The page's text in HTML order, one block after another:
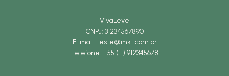
VivaLeve
CNPJ: 31234567890
E-mail: teste@mkt.com.br
Telefone: +55 (11) 912345678